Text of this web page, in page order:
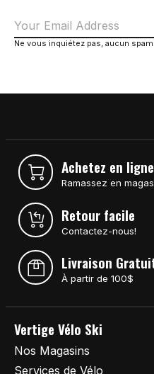
Ne vous inquiétez pas, aucun
Achetez en ligne
Ramassez en
Retour facile
Contactez-nous!
Livraison
À partir de 100$
Vertige Vélo Ski
Nos Magasins
Services de Vélo